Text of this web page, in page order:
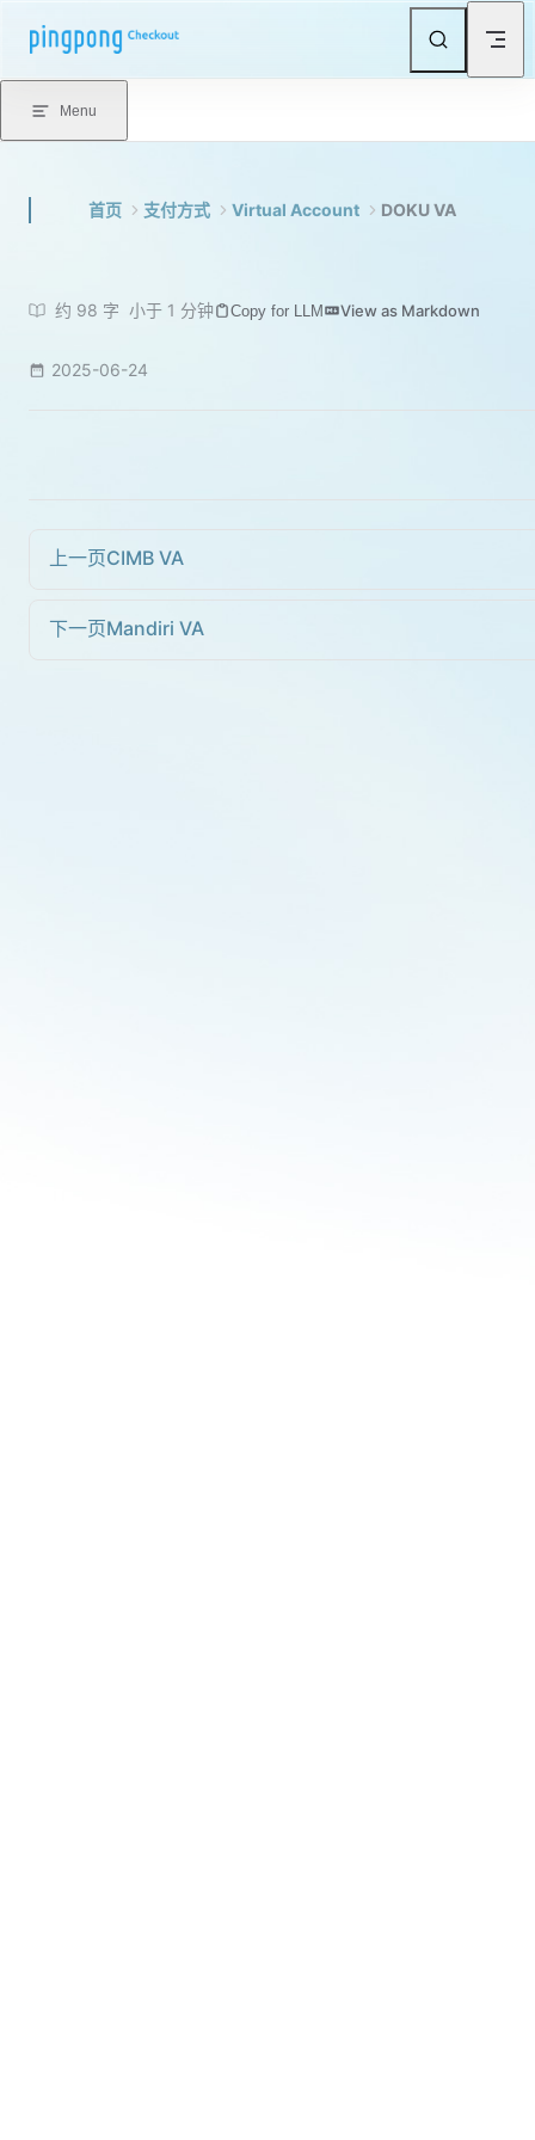
Skip to content
Menu
首页 支付方式 Virtual Account DOKU VA
约 98 字 小于 1 分钟 Copy for LLM View as Markdown
2025-06-24
上一页CIMB VA
下一页Mandiri VA